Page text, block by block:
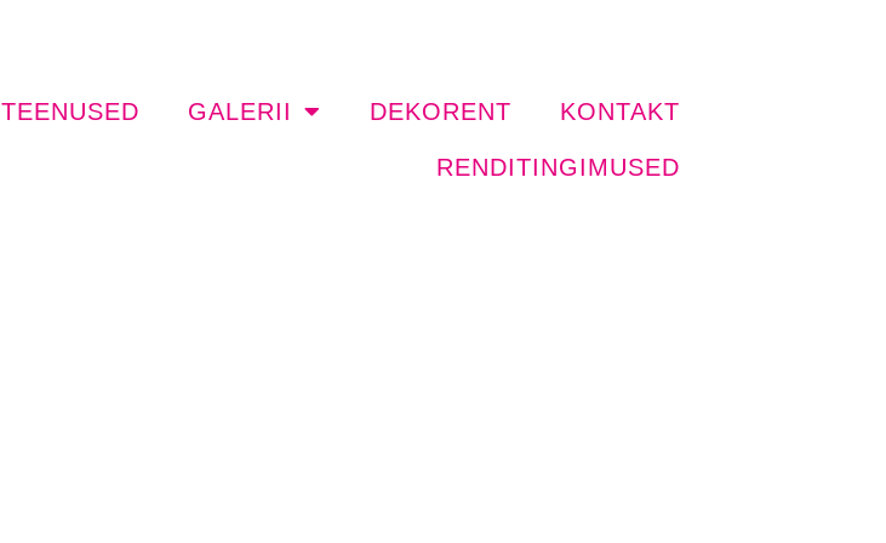
TEENUSED GALERII DEKORENT KONTAKT
RENDITINGIMUSED